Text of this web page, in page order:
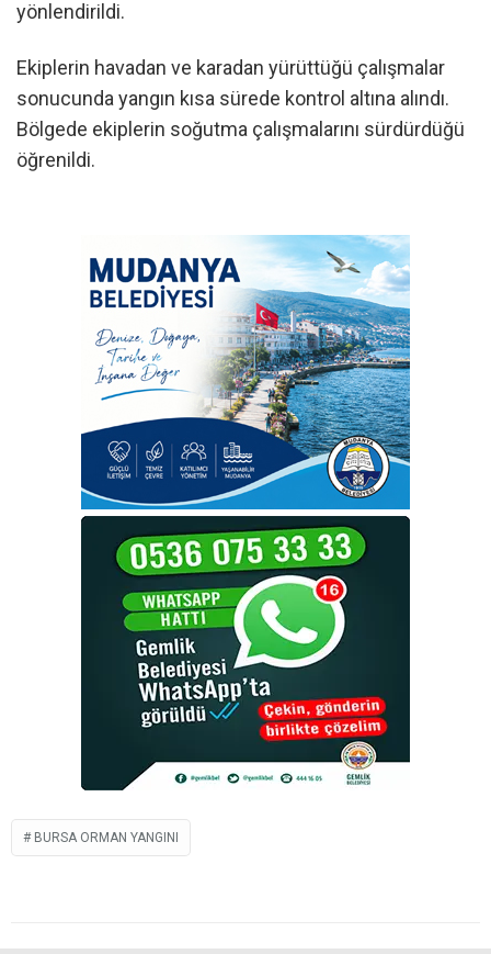
yönlendirildi.
Ekiplerin havadan ve karadan yürüttüğü çalışmalar
sonucunda yangın kısa sürede kontrol altına alındı.
Bölgede ekiplerin soğutma çalışmalarını sürdürdüğü
öğrenildi.
BURSA ORMAN YANGINI